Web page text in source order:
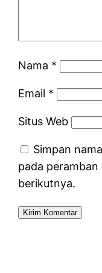
Nama *
Email *
Situs Web
Simpan
pada
berikutnya.